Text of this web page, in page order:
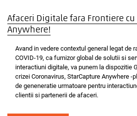
Afaceri Digitale fara Frontiere cu
Anywhere!
Avand in vedere contextul general legat de
COVID-19, ca furnizor global de solutii si
interactiuni digitale, va punem la dispozitie
crizei Coronavirus, StarCapture Anywhere
de geneneratie urmatoare pentru
clientii si partenerii de afaceri.